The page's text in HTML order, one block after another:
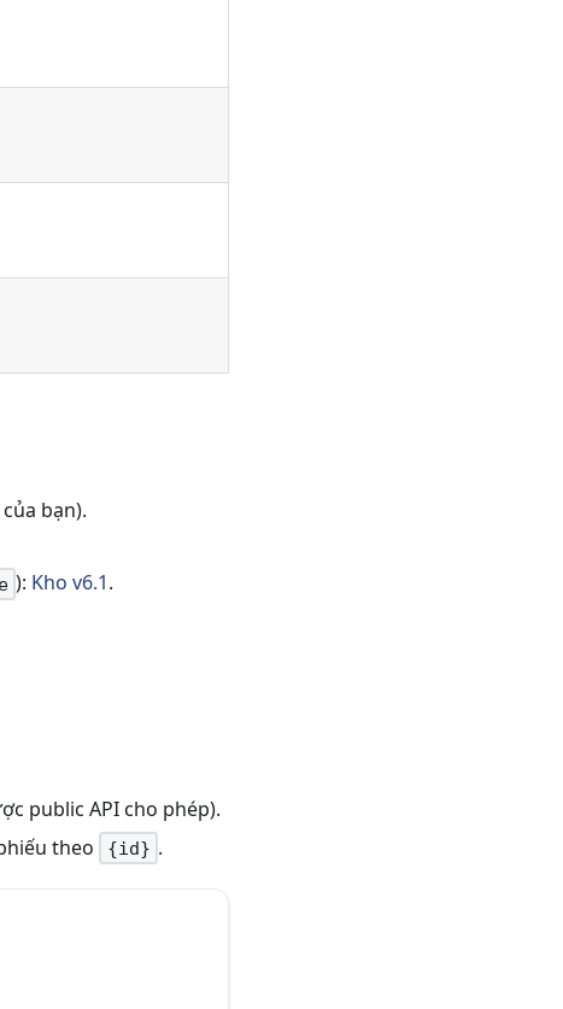
bạn).
): Kho v6.1.
public API cho phép).
theo {id} .